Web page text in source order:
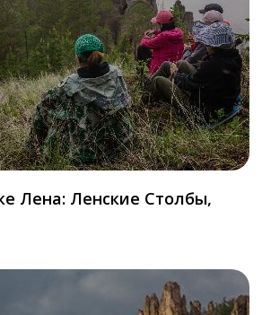
Лена: Ленские Столбы,